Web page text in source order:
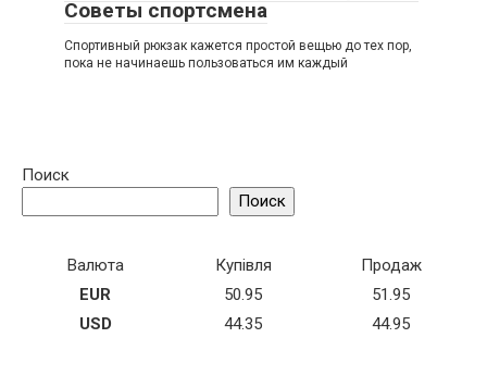
Советы спортсмена
Спортивный рюкзак кажется простой вещью до тех пор,
пока не начинаешь пользоваться им каждый
Поиск
Поиск
Валюта Купівля
Продаж
EUR
50.95
51.95
USD
44.35 44.95